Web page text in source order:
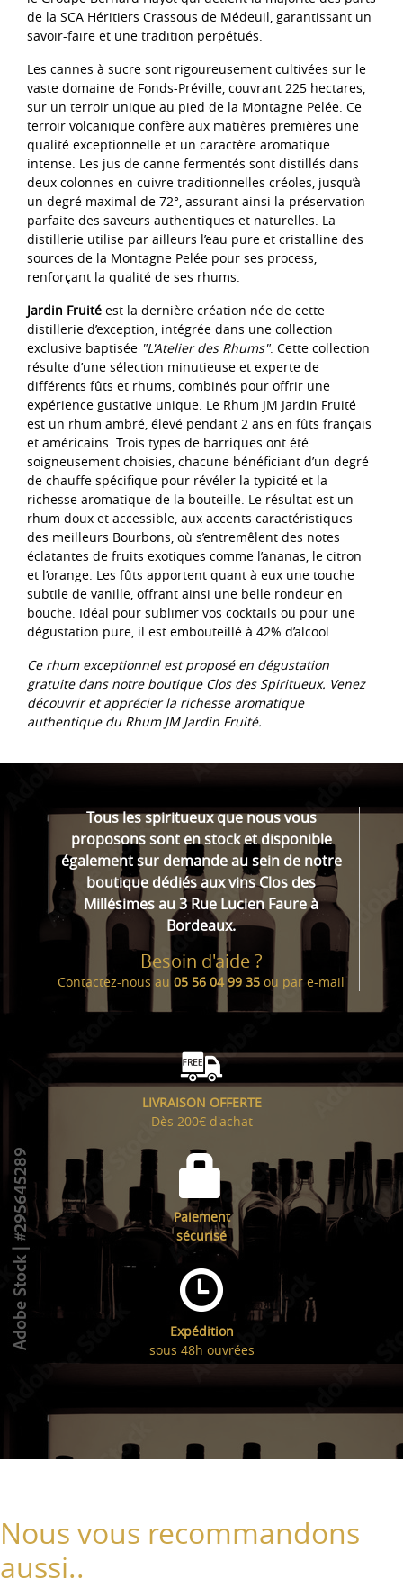
de la SCA Héritiers Crassous de Médeuil, garantissant un
savoir-faire et une tradition perpétués.
Les cannes à sucre sont rigoureusement cultivées sur le
vaste domaine de Fonds-Préville, couvrant 225 hectares,
sur un terroir unique au pied de la Montagne Pelée. Ce
terroir volcanique confère aux matières premières une
qualité exceptionnelle et un caractère aromatique
intense. Les jus de canne fermentés sont distillés dans
deux colonnes en cuivre traditionnelles créoles, jusqu’à
un degré maximal de 72°, assurant ainsi la préservation
parfaite des saveurs authentiques et naturelles. La
distillerie utilise par ailleurs l’eau pure et cristalline des
sources de la Montagne Pelée pour ses process,
renforçant la qualité de ses rhums.
Jardin Fruité est la dernière création née de cette
distillerie d’exception, intégrée dans une collection
exclusive baptisée "L'Atelier des Rhums". Cette collection
résulte d’une sélection minutieuse et experte de
différents fûts et rhums, combinés pour offrir une
expérience gustative unique. Le Rhum JM Jardin Fruité
est un rhum ambré, élevé pendant 2 ans en fûts français
et américains. Trois types de barriques ont été
soigneusement choisies, chacune bénéficiant d’un degré
de chauffe spécifique pour révéler la typicité et la
richesse aromatique de la bouteille. Le résultat est un
rhum doux et accessible, aux accents caractéristiques
des meilleurs Bourbons, où s’entremêlent des notes
éclatantes de fruits exotiques comme l’ananas, le citron
et l’orange. Les fûts apportent quant à eux une touche
subtile de vanille, offrant ainsi une belle rondeur en
bouche. Idéal pour sublimer vos cocktails ou pour une
dégustation pure, il est embouteillé à 42% d’alcool.
Ce rhum exceptionnel est proposé en dégustation
gratuite dans notre boutique Clos des Spiritueux. Venez
découvrir et apprécier la richesse aromatique
authentique du Rhum JM Jardin Fruité.
Tous les spiritueux que nous vous
proposons sont en stock et disponible
également sur demande au sein de notre
boutique dédiés aux vins Clos des
Millésimes au 3 Rue Lucien Faure à
Bordeaux.
Besoin d'aide ?
Contactez-nous au 05 56 04 99 35 ou par e-mail
LIVRAISON OFFERTE
Dès 200€ d'achat
Paiement
sécurisé
Expédition
sous 48h ouvrées
Nous vous recommandons
aussi..